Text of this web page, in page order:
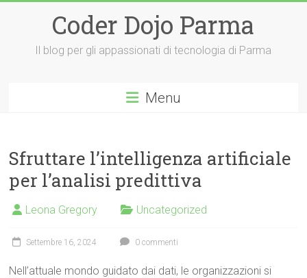
Coder Dojo Parma
Il blog per gli appassionati di tecnologia di Parma
Menu
Sfruttare l’intelligenza artificiale
per l’analisi predittiva
Leona Gregory Uncategorized
Settembre 16, 2024 0 commenti
Nell’attuale mondo guidato dai dati, le organizzazioni si